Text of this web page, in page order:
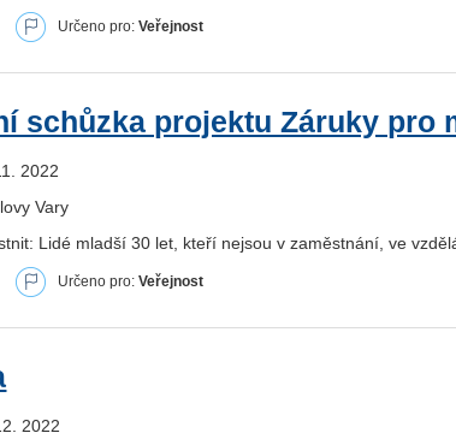
Určeno pro:Veřejnost
schůzka projektu Záruky pro
2022
Vary
Lidé mladší 30 let, kteří nejsou v zaměstnání, ve
Určeno pro:Veřejnost
2022